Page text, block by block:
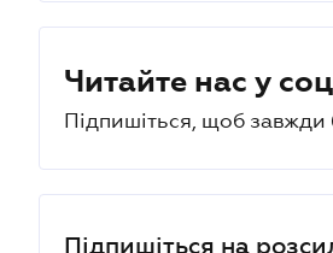
Читайте нас у
Підпишіться, щоб завжди
Підпишіться на